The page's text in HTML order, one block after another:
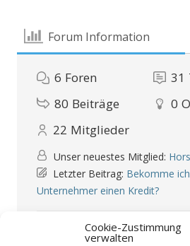
Cookie-Zustimmung
verwalten
Forum Information
6 Foren 31
80 Beiträge 0
22 Mitglieder
Unser neuestes Mitglied:
Letzter Beitrag: Bekomme
Unternehmer einen Kredit?
Forum Icons:
Das Forum enthält keine